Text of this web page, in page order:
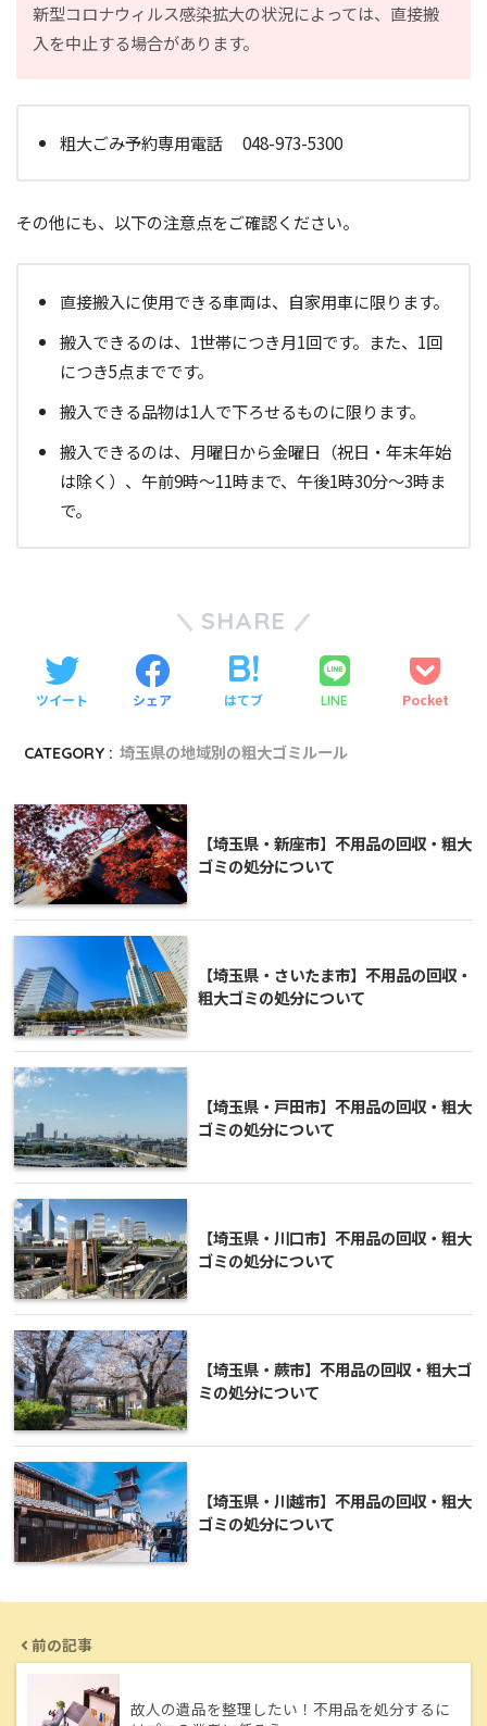
新型コロナウィルス感染拡大の状況によっては、直接搬
入を中止する場合があります。
粗大ごみ予約専用電話 048-973-5300
その他にも、以下の注意点をご確認ください。
直接搬入に使用できる車両は、自家用車に限ります。
搬入できるのは、1世帯につき月1回です。また、1回
につき5点までです。
搬入できる品物は1人で下ろせるものに限ります。
搬入できるのは、月曜日から金曜日（祝日・年末年始
は除く）、午前9時～11時まで、午後1時30分～3時ま
で。
SHARE
ツイート シェア はてブ LINE Pocket
CATEGORY : 埼玉県の地域別の粗大ゴミルール
【埼玉県・新座市】不用品の回収・粗大
ゴミの処分について
【埼玉県・さいたま市】不用品の回収・
粗大ゴミの処分について
【埼玉県・戸田市】不用品の回収・粗大
ゴミの処分について
【埼玉県・川口市】不用品の回収・粗大
ゴミの処分について
【埼玉県・蕨市】不用品の回収・粗大ゴ
ミの処分について
【埼玉県・川越市】不用品の回収・粗大
ゴミの処分について
前の記事
故人の遺品を整理したい！不用品を処分するに